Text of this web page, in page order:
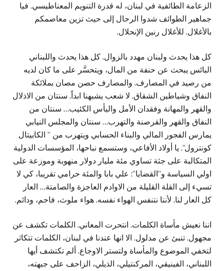
الزعامة الطائفية في لبنان، له قدرة التنويم المعناطيسي. فيا
جماهير الطوائف شدوا الرحال إلى حيث تزين معاصمكم
بالأغلال. للأغلال رنين الإنحلال.
كل هذا يحدث ولبنان مهدد بالزوال. كل هذا يحدث واللبناني
البائس يبحث عن حنفة من المال، ويتحسَّر على ما كان لديه
من رصيد في المصارف. والمصارف حصن مصان بملائكة
النفاق وشياطين الشقاق. لا شعب يشبهنا ابداً. سنتان من الاذلال
والقهر والمهانة وفقدان الأمل واليأس الكئيب… سنتان من
النفاق والقهر والقرصنة والتهرب… سنتان والمجلس النيابي
يمارس الفجور المالي والبناء الحسابي ويتهرب من ” الكابيتال
كونترول”. يا أولاد الأفاعي، وستسمع نباحها، المؤسسات الدولية
المتكالبة على جثة تساوي مئة مليار دولار منهوبة وموزعة على
اولي السياسة و”القضايا”: علي بابا والمئة حرامي تقريبا، كي لا
تسيء إلى القلة القليلة من الاوادم العاجزة والصامتة… العار
كل العار لنا. لأننا نتنفس الهواء نفسه. هواء ملوث، فاحم، ودائم.
اننا نعيش مأساة الكلمات. انتحرت المعاني. الكلمات تكشف عن
مجهول. تنبئ عن مدلول. الا انها عندنا في لبنان، الكلمات تتكاثر
لتخفي الموضوع والمأساة ولتستر الاوجاع. ألم تكتشف أيها
اللبناني، الفينيقي، المركنتيلي، الذيلي، الزاحف على جبهته،